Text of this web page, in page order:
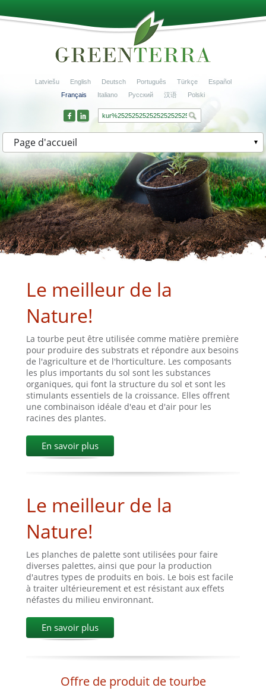
Latviešu English Deutsch Português Türkçe
Español
Français
Italiano Русский 汉语 Polski
Page d'accueil
Le meilleur de la
Nature!
La tourbe peut être utilisée comme matière première
pour produire des substrats et répondre aux besoins
de l'agriculture et de l'horticulture. Les composants
les plus importants du sol sont les substances
organiques, qui font la structure du sol et sont les
stimulants essentiels de la croissance. Elles offrent
une combinaison idéale d'eau et d'air pour les
racines des plantes.
En savoir plus
Le meilleur de la
Nature!
Les planches de palette sont utilisées pour faire
diverses palettes, ainsi que pour la production
d'autres types de produits en bois. Le bois est facile
à traiter ultérieurement et est résistant aux effets
néfastes du milieu environnant.
En savoir plus
Offre de produit de tourbe